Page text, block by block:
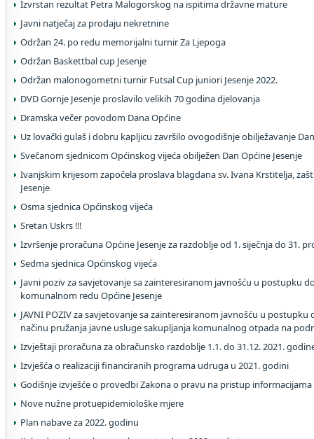
Izvrstan rezultat Petra Malogorskog na ispitima državne mature
Javni natječaj za prodaju nekretnine
Održan 24. po redu memorijalni turnir Za Ljepoga
Održan Baskettbal cup Jesenje
Održan malonogometni turnir Futsal Cup juniori Jesenje 2022.
DVD Gornje Jesenje proslavilo velikih 70 godina djelovanja
Dramska večer povodom Dana Općine
Uz lovački gulaš i dobru kapljicu završilo ovogodišnje obilježavanje
Svečanom sjednicom Općinskog vijeća obilježen Dan Općine Jesenje
Ivanjskim krijesom započela proslava blagdana sv. Ivana Krstitelja,
Jesenje
Osma sjednica Općinskog vijeća
Sretan Uskrs !!!
Izvršenje proračuna Općine Jesenje za razdoblje od 1. siječnja do 31.
Sedma sjednica Općinskog vijeća
Javni poziv za savjetovanje sa zainteresiranom javnošću u postupku
komunalnom redu Općine Jesenje
JAVNI POZIV za savjetovanje sa zainteresiranom javnošću u
načinu pružanja javne usluge sakupljanja komunalnog otpada na
Izvještaji proračuna za obračunsko razdoblje 1.1. do 31.12. 2021.
Izvješća o realizaciji financiranih programa udruga u 2021. godini
Godišnje izvješće o provedbi Zakona o pravu na pristup informacijama
Nove nužne protuepidemiološke mjere
Plan nabave za 2022. godinu